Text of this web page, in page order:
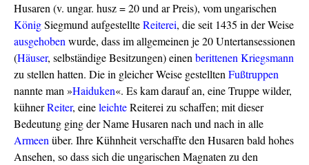
Husaren (v. ungar. husz = 20 und ar Preis), vom ungarischen
KönigSiegmund aufgestellteReiterei, die seit 1435 in der Weise
ausgehoben wurde, dass im allgemeinen je 20 Untertansessionen
(Häuser, selbständige Besitzungen) einen berittenen Kriegsmann
zu stellen hatten. Die in gleicher Weise gestellten Fußtruppen
nannte man »Haiduken«. Es kam darauf an, eine Truppe wilder,
kühnerReiter, eineleichteReiterei zu schaffen; mit dieser
Bedeutung ging der Name Husaren nach und nach in alle
Armeen über. Ihre Kühnheit verschaffte den Husaren bald hohes
Ansehen, so dass sich die ungarischen Magnaten zu den